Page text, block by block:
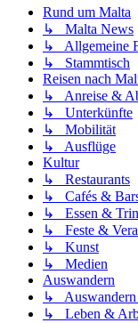
Rund um Malta
↳ Malta News
↳ Allgemeine
↳ Stammtisch
Reisen nach
↳ Anreise &
↳ Unterkünfte
↳ Mobilität
↳ Ausflüge
Kultur
↳ Restaurants
↳ Cafés &
↳ Essen &
↳ Feste &
↳ Kunst
↳ Medien
Auswandern
↳ Auswandern
↳ Leben &